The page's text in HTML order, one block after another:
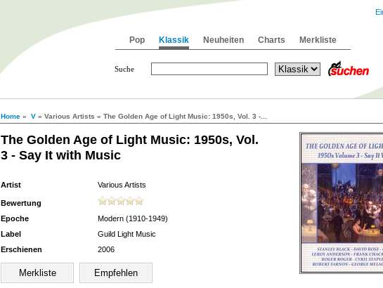
Home » V » Various Artists » The Golden Age of Light Music: 1950s, Vol. 3 -...
The Golden Age of Light Music: 1950s, Vol.
3 - Say It with Music
Artist Various Artists
Bewertung
Epoche
Modern (1910-1949)
Label
Guild Light Music
Erschienen
2006
Pop Klassik Neuheiten Charts Merkliste
Suche